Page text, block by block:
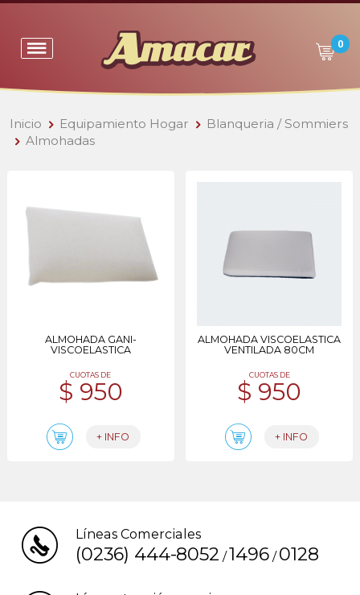
0
Inicio Equipamiento Hogar
Blanqueria / Sommiers
Almohadas
ALMOHADA GANI-
VISCOELASTICA
CUOTAS DE
$ 950
+ INFO
ALMOHADA VISCOELASTICA
VENTILADA 80CM
CUOTAS DE
$ 950
+ INFO
Líneas Comerciales
(0236) 444-8052 /1496/0128